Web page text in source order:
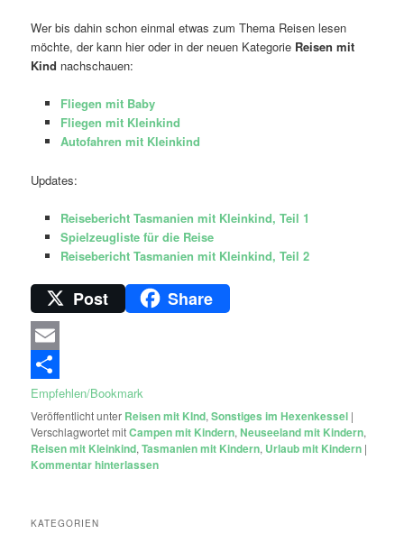
Wer bis dahin schon einmal etwas zum Thema Reisen lesen
möchte, der kann hier oder in der neuen Kategorie Reisen mit
Kind nachschauen:
Fliegen mit Baby
Fliegen mit Kleinkind
Autofahren mit Kleinkind
Updates:
Reisebericht Tasmanien mit Kleinkind, Teil 1
Spielzeugliste für die Reise
Reisebericht Tasmanien mit Kleinkind, Teil 2
Post Share
Email
Empfehlen/Bookmark
Veröffentlicht unter Reisen mit KInd,Sonstiges im Hexenkessel |
Verschlagwortet mitCampen mit Kindern,Neuseeland mit Kindern,
Reisen mit Kleinkind,Tasmanien mit Kindern, Urlaub mit Kindern |
Kommentar hinterlassen
KATEGORIEN